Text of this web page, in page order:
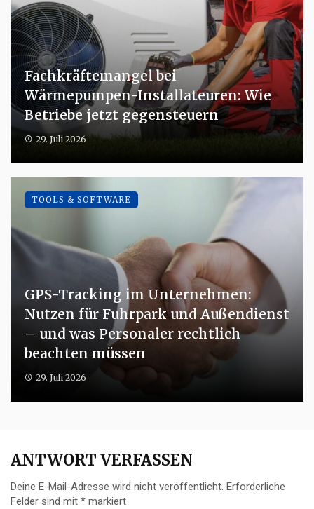
Fachkräftemangel bei
Wärmepumpen-Installateuren: Wie
Betriebe jetzt gegensteuern
29. Juli 2026
GPS-Tracking im Unternehmen:
Nutzen für Fuhrpark und Außendienst
– und was Personaler rechtlich
beachten müssen
29. Juli 2026
TOOLS & SOFTWARE
ANTWORT VERFASSEN
Deine E-Mail-Adresse wird nicht veröffentlicht. Erforderliche
Felder sind mit * markiert